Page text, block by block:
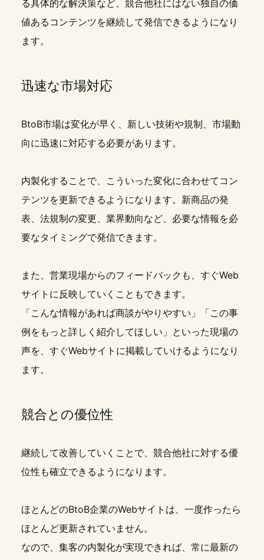
る具体的な解決策など、競合他社にはない独自の価
値あるコンテンツを継続して発信できるようになり
ます。
迅速な市場対応
BtoB市場は変化が早く、新しい技術や規制、市場動
向に迅速に対応する必要があります。
内製化することで、こういった変化に合わせてコン
テンツを更新できるようになります。新商品の発
表、法規制の変更、業界動向など、必要な情報を必
要なタイミングで発信できます。
また、営業現場からのフィードバックも、すぐWeb
サイトに反映していくこともできます。
「こんな情報があれば商談がやりやすい」「この事
例をもっと詳しく紹介してほしい」といった現場の
声を、すぐWebサイトに掲載していけるようになり
ます。
競合との優位性
継続して改善していくことで、競合他社に対する優
位性も確立できるようになります。
ほとんどのBtoB企業のWebサイトは、一度作ったら
ほとんど更新されていません。
なので、集客の内製化が実現できれば、常に最新の